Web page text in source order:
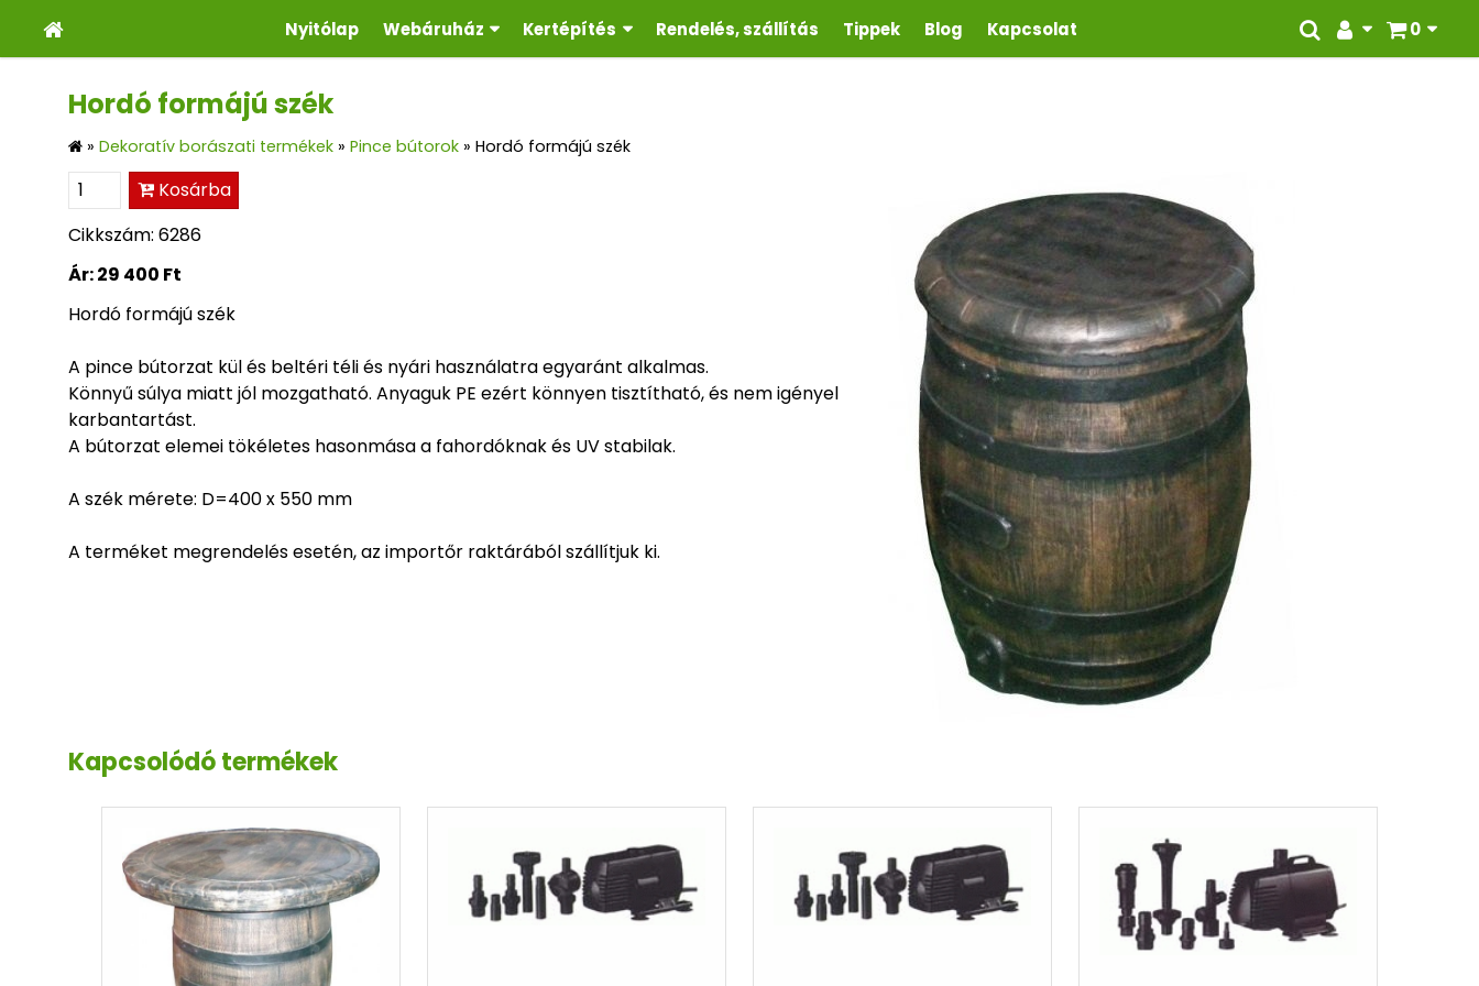
0
Nyitólap Webáruház Kertépítés Rendelés, szállítás Tippek Blog Kapcsolat
Hordó formájú szék
» Dekoratív borászati termékek » Pince bútorok » Hordó formájú szék
Kosárba
Cikkszám: 6286
Ár:29 400 Ft
Hordó formájú szék
A pince bútorzat kül és beltéri téli és nyári használatra egyaránt alkalmas.
Könnyű súlya miatt jól mozgatható. Anyaguk PE ezért könnyen tisztítható, és nem igényel
karbantartást.
A bútorzat elemei tökéletes hasonmása a fahordóknak és UV stabilak.
A szék mérete: D=400 x 550 mm
A terméket megrendelés esetén, az importőr raktárából szállítjuk ki.
Kapcsolódó termékek